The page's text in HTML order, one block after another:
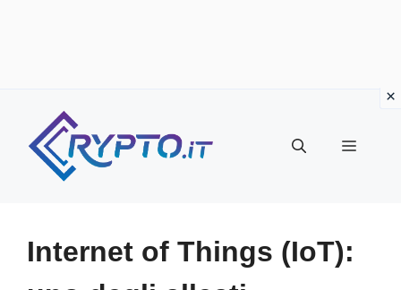
contenuto
Menu
Internet of Things (IoT):